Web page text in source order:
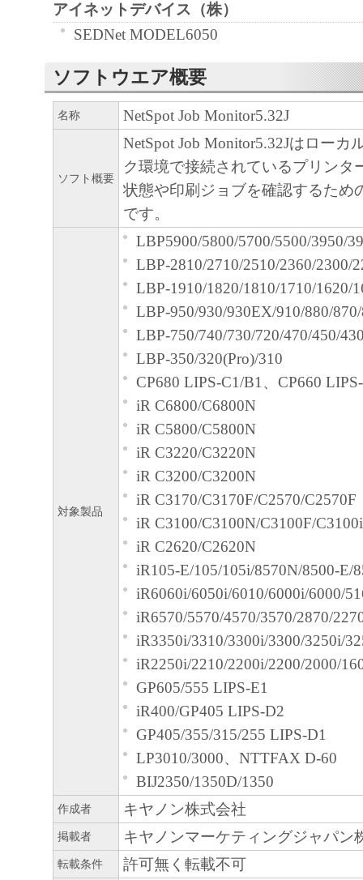
キヤノン、キヤノンの子会社、キ
社、それらの販売代理店または販
「本ソフトウェア」、または「本
使用に起因または関連してお客様
生じたいかなる紛争についても、
いものとします。
お客様は、日本国政府または関連する
な認可等を得ることなしに、「本ソフ
または一部を、直接または間接に輸出
契約期間
本契約書は、お客様が、『同意』
た時点、または「本ソフトウェア
で発効し、下記(2)または(3)により
有効に存続します。
お客様は、「本ソフトウェア」お
すべてを廃棄および消去すること
を終了させることができます。
お客様が本契約書のいずれかの条
合、本契約書は直ちに終了します。
お客様は、上記(3)によって本契約
合、速やかに、「本ソフトウェア
物のすべてを廃棄または消去する
U.S. GOVERNMENT RESTRICTED
The Software is a "commercial item," as
48C.F.R. 2.101 (Oct 1995), consisting of
computer software"and "commercial
documentation," as such terms areused in
(Sept 1995). Consistent with 48
227.7202-1 through 227.7202-4 (June
Government End Users shall acquire the
thoserights set forth herein. Manufacturer is
2,Shimomaruko 3-chome, Ohta-ku, Tokyo
本条項中で使用される"the Software"と
定義される「本ソフトウェア」を意味
とします。
アイネットデバイス（株）
SEDNet MODEL6050
ソフトウエア概要
名称 NetSpot Job Monitor5.32J
ソフト概要
NetSpot Job Monitor5.32Jはローカ
ク環境で接続されているプリンタ
状態や印刷ジョブを確認するため
です。
対象製品
LBP5900/5800/5700/5500/3950/
LBP-2810/2710/2510/2360/2300/
LBP-1910/1820/1810/1710/1620/
LBP-950/930/930EX/910/880/
LBP-750/740/730/720/470/450/
LBP-350/320(Pro)/310
CP680 LIPS-C1/B1、CP660
iR C6800/C6800N
iR C5800/C5800N
iR C3220/C3220N
iR C3200/C3200N
iR C3170/C3170F/C2570/C2570F
iR C3100/C3100N/C3100F/C3100i
iR C2620/C2620N
iR105-E/105/105i/8570N/8500-E/
iR6060i/6050i/6010/6000i/6000/
iR6570/5570/4570/3570/2870/
iR3350i/3310/3300i/3300/3250i/
iR2250i/2210/2200i/2200/2000/
GP605/555 LIPS-E1
iR400/GP405 LIPS-D2
GP405/355/315/255 LIPS-D1
LP3010/3000、NTTFAX D-60
BIJ2350/1350D/1350
作成者 キヤノン株式会社
掲載者 キヤノンマーケティングジャパン
転載条件 許可無く転載不可